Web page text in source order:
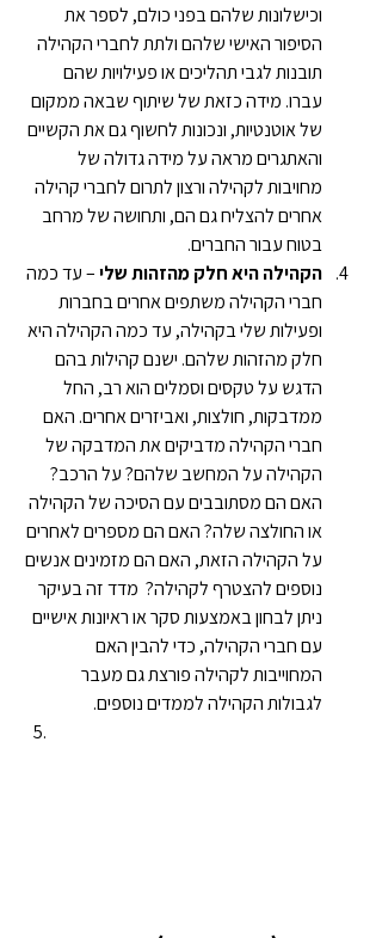
וכישלונות שלהם בפני כולם, לספר את
הסיפור האישי שלהם ולתת לחברי הקהילה
תובנות לגבי תהליכים או פעילויות שהם
עברו. מידה כזאת של שיתוף שבאה ממקום
של אוטנטיות, ונכונות לחשוף גם את הקשיים
והאתגרים מראה על מידה גדולה של
מחויבות לקהילה ורצון לתרום לחברי קהילה
אחרים להצליח גם הם, ותחושה של מרחב
בטוח עבור החברים.
הקהילה היא חלק מהזהות שלי – עד כמה
חברי הקהילה משתפים אחרים בחברות
ופעילות שלי בקהילה, עד כמה הקהילה היא
חלק מהזהות שלהם. ישנם קהילות בהם
הדגש על טקסים וסמלים הוא רב, החל
ממדבקות, חולצות, ואביזרים אחרים. האם
חברי הקהילה מדביקים את המדבקה של
הקהילה על המחשב שלהם? על הרכב?
האם הם מסתובבים עם הסיכה של הקהילה
או החולצה שלה? האם הם מספרים לאחרים
על הקהילה הזאת, האם הם מזמינים אנשים
נוספים להצטרף לקהילה?  מדד זה בעיקר
ניתן לבחון באמצעות סקר או ראיונות אישיים
עם חברי הקהילה, כדי להבין האם
המחוייבות לקהילה פורצת גם מעבר
לגבולות הקהילה לממדים נוספים.